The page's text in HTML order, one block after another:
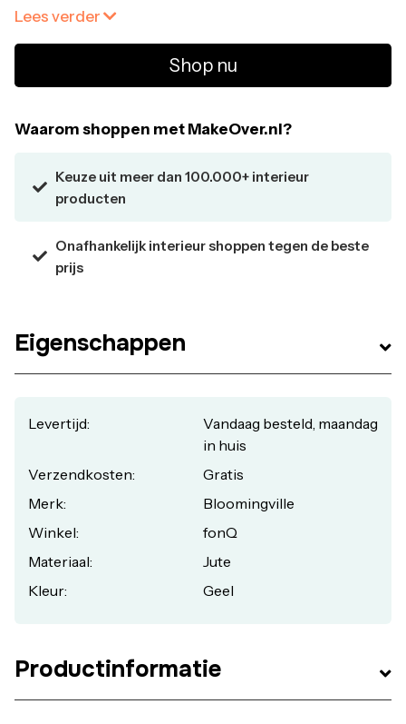
komt in veel verschillende interieurs tot zijn recht."
Alle Bloomingville Kleden uit voorraad leverbaar.
Vandaag besteld, maandag in huis
Lees verder
Shop nu
Waarom shoppen met MakeOver.nl?
Keuze uit meer dan 100.000+ interieur
producten
Onafhankelijk interieur shoppen tegen de beste
prijs
Eigenschappen
Levertijd:
Vandaag besteld, maandag
in huis
Verzendkosten:
Gratis
Merk:
Bloomingville
Winkel:
fonQ
Materiaal:
Jute
Kleur:
Geel
Productinformatie